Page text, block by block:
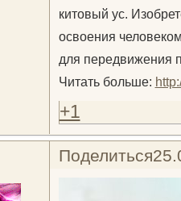
китовый ус.
освоения
для передвижения
Читать больше:
+1
Поделиться